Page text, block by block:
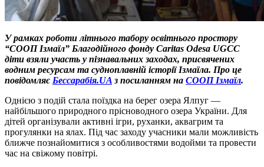
У рамках роботи літнього табору освітнього простору
“СООП Ізмаїл” Благодійного фонду Caritas Odesa UGCC
діти взяли участь у пізнавальних заходах, присвячених
водним ресурсам та судноплавній історії Ізмаїла. Про це
повідомляє Бессарабія.UA з посиланням на СООП Ізмаїл.
Однією з подій стала поїздка на берег озера Ялпуг —
найбільшого природного прісноводного озера України. Для
дітей організували активні ігри, руханки, аквагрим та
прогулянки на ялах. Під час заходу учасники мали можливість
ближче познайомитися з особливостями водойми та провести
час на свіжому повітрі.